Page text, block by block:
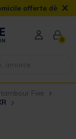
dès 90€ ×
0
Fixe